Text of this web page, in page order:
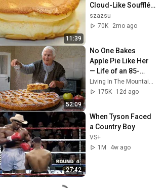
11:39
Cloud-Like Soufflé
Pancake Recipe
szazsu
70K
2mo ago
52:09
No One Bakes
Apple Pie Like Her
— Life of an 85-
Year-Old Grandma
in a Lost Mountain
Living In The Mountains and 2 more
175K
12d ago
27:42
When Tyson Faced
a Country Boy
VS+
1M
4w ago